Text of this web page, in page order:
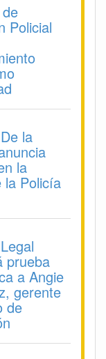
Policial
la
la
la Policía
prueba
a Angie
gerente
de